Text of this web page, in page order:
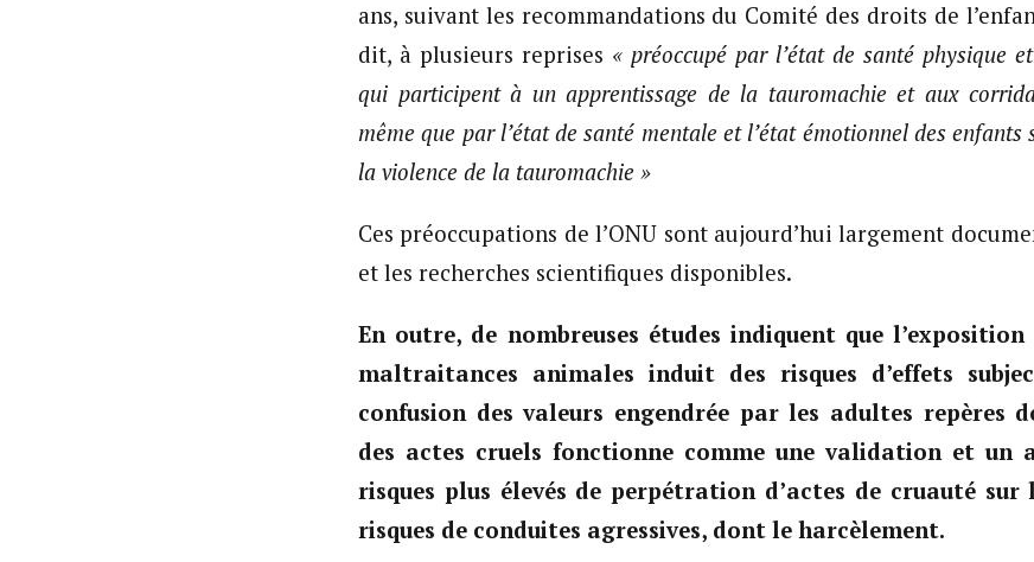
ans, suivant les recommandations du Comité des droits de
dit, à plusieurs reprises « préoccupé par l’état de santé physique
qui participent à un apprentissage de la tauromachie et aux
même que par l’état de santé mentale et l’état émotionnel des enfants
la violence de la tauromachie »
Ces préoccupations de l’ONU sont aujourd’hui largement
et les recherches scientifiques disponibles.
En outre, de nombreuses études indiquent que
maltraitances animales induit des risques d’effets
confusion des valeurs engendrée par les adultes repères
des actes cruels fonctionne comme une validation et un
risques plus élevés de perpétration d’actes de cruauté sur
risques de conduites agressives, dont le harcèlement.